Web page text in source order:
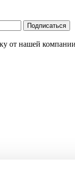
Подписаться
от нашей